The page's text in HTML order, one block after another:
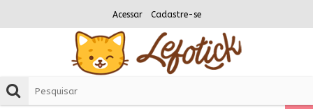
Acessar Cadastre-se